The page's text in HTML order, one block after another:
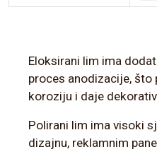
Eloksirani lim ima
proces anodizacije, što
koroziju i daje
Polirani lim ima visoki
dizajnu, reklamnim